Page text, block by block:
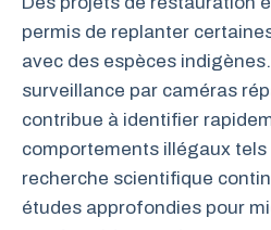
permis de replanter
avec des espèces
surveillance par caméras
contribue à identifier
comportements illégaux
recherche scientifique
études approfondies pour